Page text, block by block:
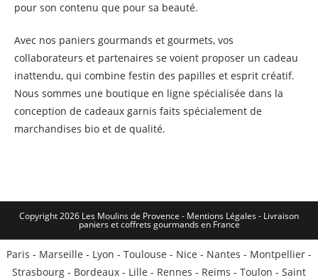
pour son contenu que pour sa beauté.
Avec nos paniers gourmands et gourmets, vos
collaborateurs et partenaires se voient proposer un cadeau
inattendu, qui combine festin des papilles et esprit créatif.
Nous sommes une boutique en ligne spécialisée dans la
conception de cadeaux garnis faits spécialement de
marchandises bio et de qualité.
Copyright 2026 Les Moulins de Provence - Mentions Légales - Livraison
paniers et coffrets gourmands en France
Paris - Marseille - Lyon - Toulouse - Nice - Nantes - Montpellier -
Strasbourg - Bordeaux - Lille - Rennes - Reims - Toulon - Saint